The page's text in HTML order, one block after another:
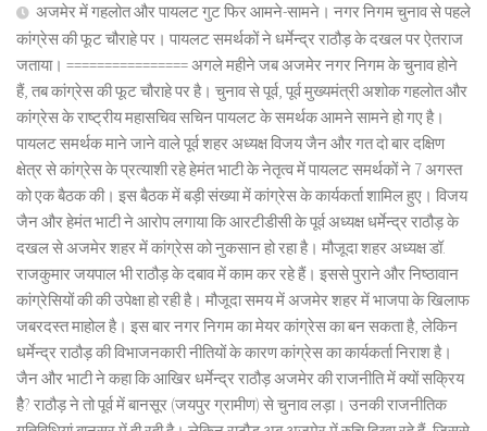
अजमेर में गहलोत और पायलट गुट फिर आमने-सामने। नगर निगम चुनाव से पहले
कांग्रेस की फूट चौराहे पर। पायलट समर्थकों ने धर्मेन्द्र राठौड़ के दखल पर ऐतराज
जताया। ================ अगले महीने जब अजमेर नगर निगम के चुनाव होने
हैं, तब कांग्रेस की फूट चौराहे पर है। चुनाव से पूर्व, पूर्व मुख्यमंत्री अशोक गहलोत और
कांग्रेस के राष्ट्रीय महासचिव सचिन पायलट के समर्थक आमने सामने हो गए है।
पायलट समर्थक माने जाने वाले पूर्व शहर अध्यक्ष विजय जैन और गत दो बार दक्षिण
क्षेत्र से कांग्रेस के प्रत्याशी रहे हेमंत भाटी के नेतृत्व में पायलट समर्थकों ने 7 अगस्त
को एक बैठक की। इस बैठक में बड़ी संख्या में कांग्रेस के कार्यकर्ता शामिल हुए। विजय
जैन और हेमंत भाटी ने आरोप लगाया कि आरटीडीसी के पूर्व अध्यक्ष धर्मेन्द्र राठौड़ के
दखल से अजमेर शहर में कांग्रेस को नुकसान हो रहा है। मौजूदा शहर अध्यक्ष डॉ.
राजकुमार जयपाल भी राठौड़ के दबाव में काम कर रहे हैं। इससे पुराने और निष्ठावान
कांग्रेसियों की की उपेक्षा हो रही है। मौजूदा समय में अजमेर शहर में भाजपा के खिलाफ
जबरदस्त माहोल है। इस बार नगर निगम का मेयर कांग्रेस का बन सकता है, लेकिन
धर्मेन्द्र राठौड़ की विभाजनकारी नीतियों के कारण कांग्रेस का कार्यकर्ता निराश है।
जैन और भाटी ने कहा कि आखिर धर्मेन्द्र राठौड़ अजमेर की राजनीति में क्यों सक्रिय
हैै? राठौड़ ने तो पूर्व में बानसूर (जयपुर ग्रामीण) से चुनाव लड़ा। उनकी राजनीतिक